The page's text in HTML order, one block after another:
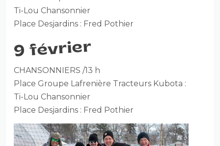
Ti-Lou Chansonnier
Place Desjardins : Fred Pothier
9 février
CHANSONNIERS /13 h
Place Groupe Lafrenière Tracteurs Kubota :
Ti-Lou Chansonnier
Place Desjardins : Fred Pothier